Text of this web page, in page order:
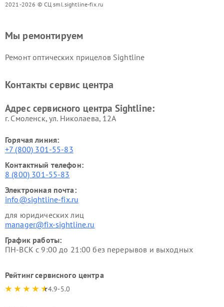
2021-2026 © СЦ sml.sightline-fix.ru
Мы ремонтируем
Ремонт оптических прицелов Sightline
Контакты сервис центра
Адрес сервисного центра Sightline:
г. Смоленск, ул. Николаева, 12А
Горячая линия:
+7 (800) 301-55-83
Контактный телефон:
8 (800) 301-55-83
Электронная почта:
info@sightline-fix.ru
для юридических лиц
manager@fix-sightline.ru
График работы:
ПН-ВСК с 9:00 до 21:00 без перерывов и выходных
Рейтинг сервисного центра
4.9-5.0